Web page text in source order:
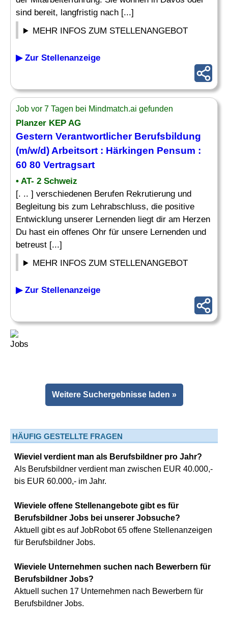
sind bereit, langfristig nach [...]
MEHR INFOS ZUM STELLENANGEBOT
▶ Zur Stellenanzeige
Job vor 7 Tagen bei Mindmatch.ai gefunden
Planzer KEP AG
Gestern Verantwortlicher Berufsbildung
(m/w/d) Arbeitsort : Härkingen Pensum :
60 80 Vertragsart
• AT- 2 Schweiz
[. .. ] verschiedenen Berufen Rekrutierung und
Begleitung bis zum Lehrabschluss, die positive
Entwicklung unserer Lernenden liegt dir am Herzen
Du hast ein offenes Ohr für unsere Lernenden und
betreust [...]
MEHR INFOS ZUM STELLENANGEBOT
▶ Zur Stellenanzeige
Weitere Suchergebnisse laden »
HÄUFIG GESTELLTE FRAGEN
Wieviel verdient man als Berufsbildner pro Jahr?
Als Berufsbildner verdient man zwischen EUR 40.000,-
bis EUR 60.000,- im Jahr.
Wieviele offene Stellenangebote gibt es für
Berufsbildner Jobs bei unserer Jobsuche?
Aktuell gibt es auf JobRobot 65 offene Stellenanzeigen
für Berufsbildner Jobs.
Wieviele Unternehmen suchen nach Bewerbern für
Berufsbildner Jobs?
Aktuell suchen 17 Unternehmen nach Bewerbern für
Berufsbildner Jobs.